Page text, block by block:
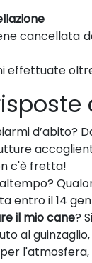
effettuate
d’abito?
c'è fretta!
entro il 14
il mio cane?
al